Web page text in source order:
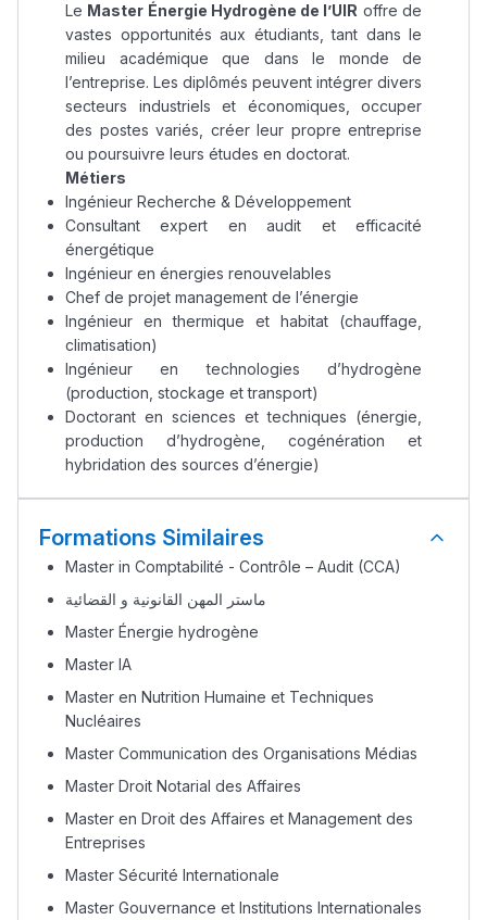
Le Master Énergie Hydrogène de l’UIR offre de
vastes opportunités aux étudiants, tant dans le
milieu académique que dans le monde de
l’entreprise. Les diplômés peuvent intégrer divers
secteurs industriels et économiques, occuper
des postes variés, créer leur propre entreprise
ou poursuivre leurs études en doctorat.
Métiers
Ingénieur Recherche & Développement
Consultant expert en audit et efficacité
énergétique
Ingénieur en énergies renouvelables
Chef de projet management de l’énergie
Ingénieur en thermique et habitat (chauffage,
climatisation)
Ingénieur en technologies d’hydrogène
(production, stockage et transport)
Doctorant en sciences et techniques (énergie,
production d’hydrogène, cogénération et
hybridation des sources d’énergie)
Formations Similaires
Master in Comptabilité - Contrôle – Audit (CCA)
ماستر المهن القانونية و القضائية
Master Énergie hydrogène
Master IA
Master en Nutrition Humaine et Techniques
Nucléaires
Master Communication des Organisations Médias
Master Droit Notarial des Affaires
Master en Droit des Affaires et Management des
Entreprises
Master Sécurité Internationale
Master Gouvernance et Institutions Internationales